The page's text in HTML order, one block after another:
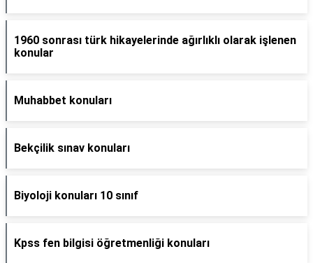
1960 sonrası türk hikayelerinde ağırlıklı olarak işlenen
konular
Muhabbet konuları
Bekçilik sınav konuları
Biyoloji konuları 10 sınıf
Kpss fen bilgisi öğretmenliği konuları